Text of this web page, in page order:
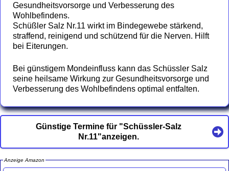
Gesundheitsvorsorge und Verbesserung des
Wohlbefindens.
Schüßler Salz Nr.11 wirkt im Bindegewebe stärkend,
straffend, reinigend und schützend für die Nerven. Hilft
bei Eiterungen.
Bei günstigem Mondeinfluss kann das Schüssler Salz
seine heilsame Wirkung zur Gesundheitsvorsorge und
Verbesserung des Wohlbefindens optimal entfalten.
Günstige Termine für "Schüssler-Salz
Nr.11"anzeigen.
Anzeige Amazon